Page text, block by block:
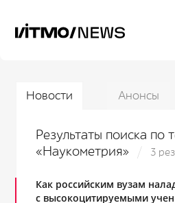
Новости Анонсы
Результаты поиска по
«Наукометрия»
3
Как российским вузам
с высокоцитируемыми